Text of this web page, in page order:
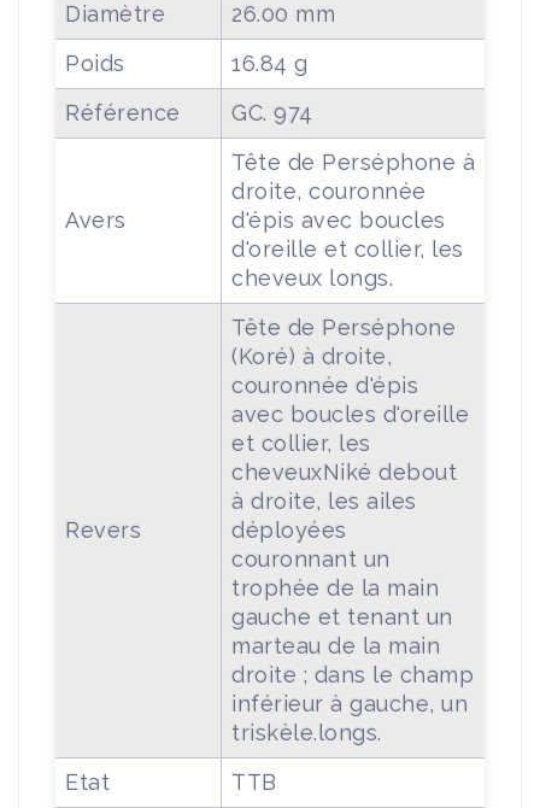
Diamètre
26.00 mm
Poids
16.84 g
Référence
GC. 974
Avers
Tête de Perséphone à
droite, couronnée
d'épis avec boucles
d'oreille et collier, les
cheveux longs.
Revers
Tête de Perséphone
(Koré) à droite,
couronnée d'épis
avec boucles d'oreille
et collier, les
cheveuxNiké debout
à droite, les ailes
déployées
couronnant un
trophée de la main
gauche et tenant un
marteau de la main
droite ; dans le champ
inférieur à gauche, un
triskèle.longs.
Etat
TTB